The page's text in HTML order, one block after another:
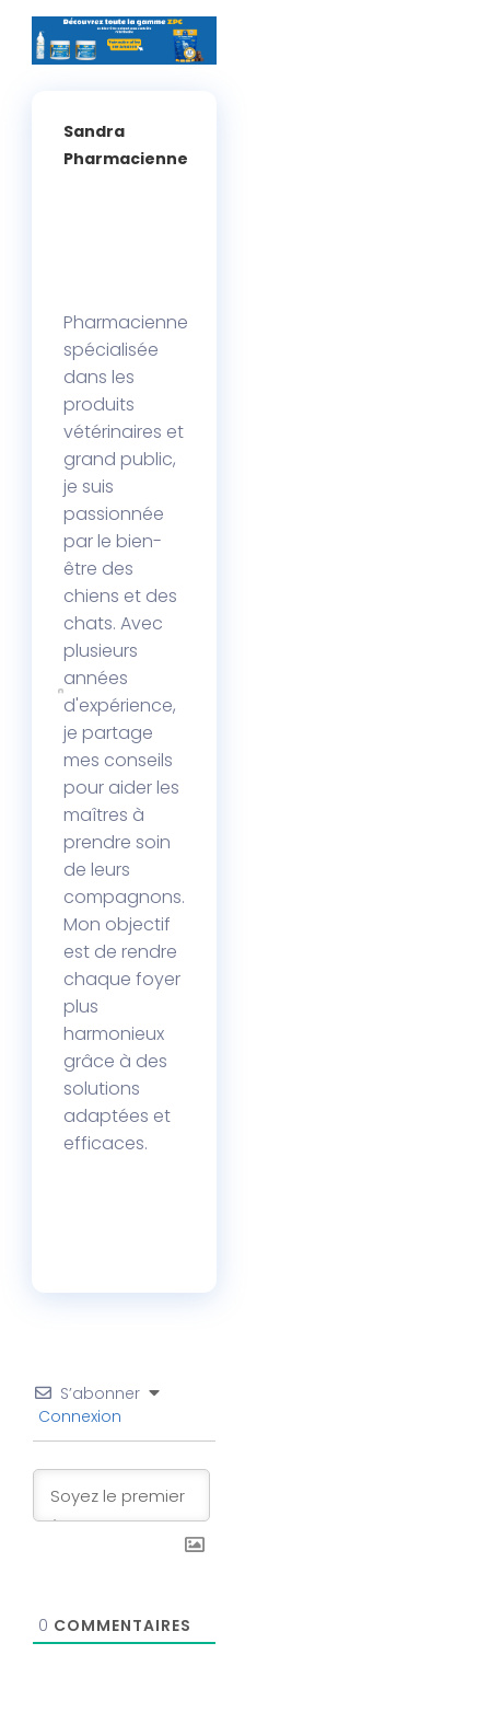
Sandra
Pharmacienne
Pharmacienne
spécialisée
dans les
produits
vétérinaires et
grand public,
je suis
passionnée
par le bien-
être des
chiens et des
chats. Avec
plusieurs
années
d'expérience,
je partage
mes conseils
pour aider les
maîtres à
prendre soin
de leurs
compagnons.
Mon objectif
est de rendre
chaque foyer
plus
harmonieux
grâce à des
solutions
adaptées et
efficaces.
S’abonner
Connexion
0 COMMENTAIRES